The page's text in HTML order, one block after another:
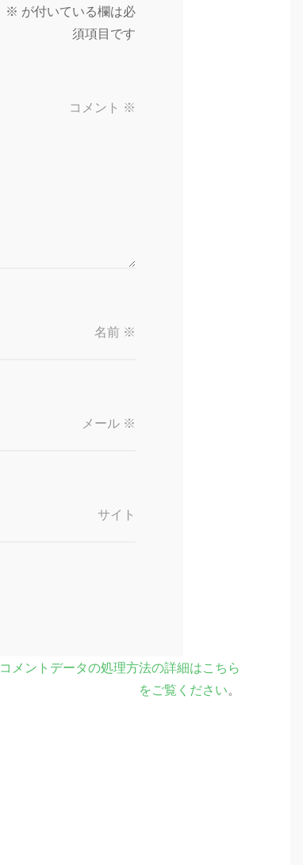
※ が付いている欄は必
須項目です
コメント ※
名前 ※
メール ※
サイト
コメントデータの処理方法の詳細はこちら
をご覧ください。